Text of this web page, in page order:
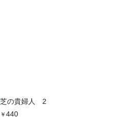
芝の貴婦人 2
440